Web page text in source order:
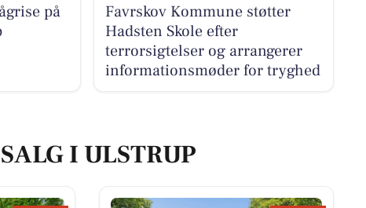
på
Favrskov Kommune støtter
Hadsten Skole efter
terrorsigtelser og arrangerer
informationsmøder for tryghed
I ULSTRUP